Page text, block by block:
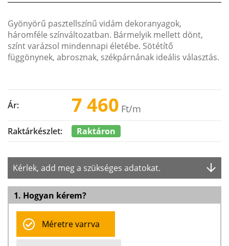
Gyönyörű pasztellszínű vidám dekoranyagok,
háromféle színváltozatban. Bármelyik mellett dönt,
színt varázsol mindennapi életébe. Sötétítő
függönynek, abrosznak, székpárnának ideális választás.
Ár: 7 460 Ft/m
Raktárkészlet: Raktáron
Kérlek, add meg a szükséges adatokat.
1. Hogyan kérem?
Méretre varrva